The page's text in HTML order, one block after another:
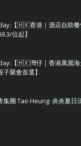
【🇭🇰香港｜酒店自助餐
位起】
【🇭🇰灣仔｜香港萬麗海
子聚會首選】
集團 Tao Heung: 炎炎夏日